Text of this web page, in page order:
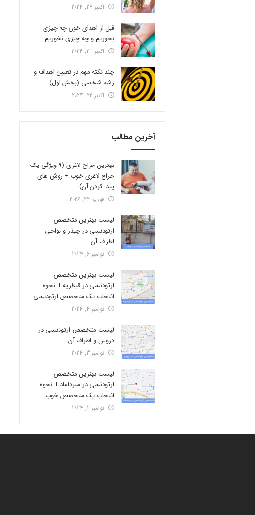
اکتبر 24, 2024
قبل از اهدای خون چه چیزی
بخوریم و چه چیزی نخوریم
اکتبر 23, 2024
چند نکته مهم در تعیین اهداف و
رشد شخصی (بخش اول)
اکتبر 22, 2024
آخرین مطالب
بهترین جراح لاغری (9 ویژگی یک
جراح لاغری خوب + روش های
پیدا کردن آن)
فوریه 22, 2026
لیست بهترین متخصص
ارتودنسی در چیذر و نواحی
اطراف آن
نوامبر 6, 2024
لیست بهترین متخصص
ارتودنسی در قیطریه + نحوه
انتخاب یک متخصص ارتودنسی
نوامبر 4, 2024
لیست متخصص ارتودنسی در
دروس و اطراف آن
نوامبر 3, 2024
لیست بهترین متخصص
ارتودنسی در میرداماد + نحوه
انتخاب یک متخصص خوب
نوامبر 2, 2024